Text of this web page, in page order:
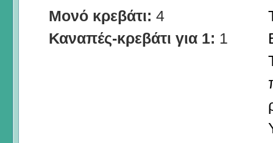
Μονό κρεβάτι: 4
Καναπές-κρεβάτι για 1: 1